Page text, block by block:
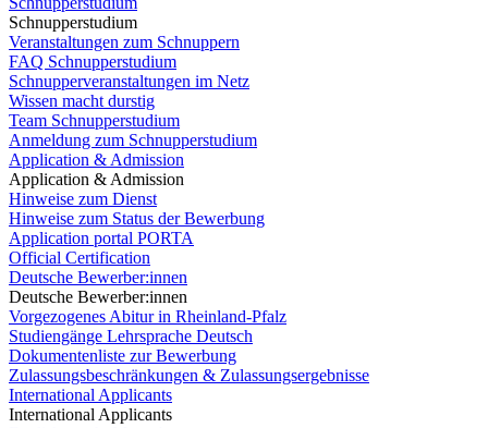
Schnupperstudium
Veranstaltungen zum Schnuppern
FAQ Schnupperstudium
Schnupperveranstaltungen im Netz
Wissen macht durstig
Team Schnupperstudium
Anmeldung zum Schnupperstudium
Application & Admission
Application & Admission
Hinweise zum Dienst
Hinweise zum Status der Bewerbung
Application portal PORTA
Official Certification
Deutsche Bewerber:innen
Deutsche Bewerber:innen
Vorgezogenes Abitur in Rheinland-Pfalz
Studiengänge Lehrsprache Deutsch
Dokumentenliste zur Bewerbung
Zulassungsbeschränkungen & Zulassungsergebnisse
International Applicants
International Applicants